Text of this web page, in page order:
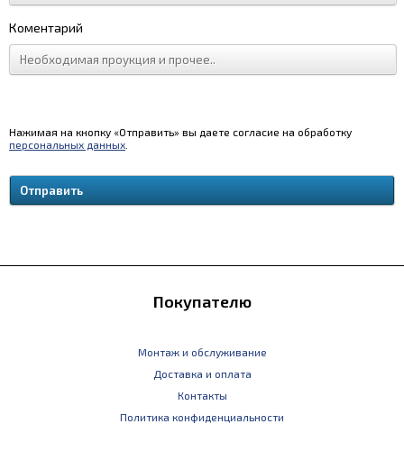
Коментарий
Нажимая на кнопку «Отправить» вы даете согласие на обработку
персональных данных
Покупателю
Монтаж и обслуживание
Доставка и оплата
Контакты
Политика конфиденциальности